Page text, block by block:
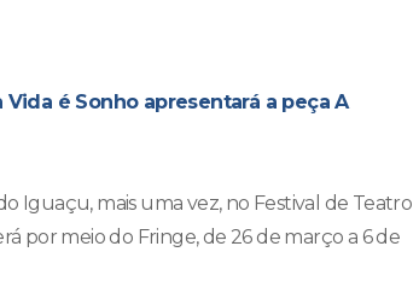
é Sonho apresentará a peça A
Iguaçu, mais uma vez, no Festival de Teatro
por meio do Fringe, de 26 de março a 6 de